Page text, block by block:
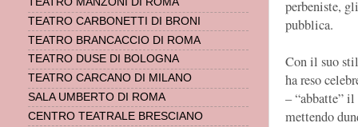
perbeniste,
pubblica.
Con il suo
ha reso
– “abbatte”
mettendo
TEATRO CARBONETTI DI BRONI
TEATRO BRANCACCIO DI ROMA
TEATRO DUSE DI BOLOGNA
TEATRO CARCANO DI MILANO
SALA UMBERTO DI ROMA
CENTRO TEATRALE BRESCIANO